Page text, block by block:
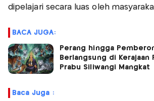
dipelajari secara luas oleh
BACA JUGA:
Perang hingga
Berlangsung di Kerajaan
Prabu Siliwangi Mangkat
Baca Juga :